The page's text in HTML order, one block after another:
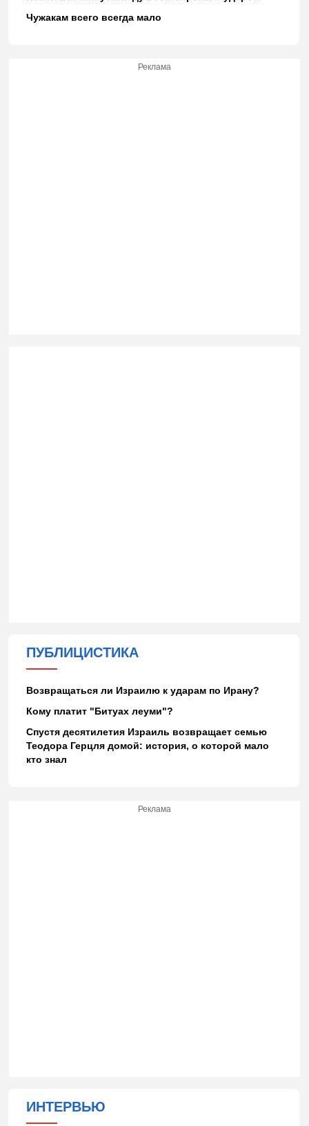
Чужакам всего всегда мало
Реклама
ПУБЛИЦИСТИКА
Возвращаться ли Израилю к ударам по Ирану?
Кому платит "Битуах леуми"?
Спустя десятилетия Израиль возвращает семью
Теодора Герцля домой: история, о которой мало
кто знал
Реклама
ИНТЕРВЬЮ